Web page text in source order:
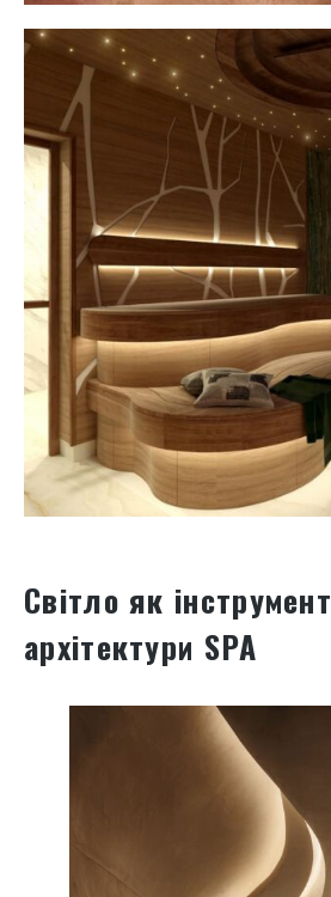
Світло як інструмент
архітектури SPA